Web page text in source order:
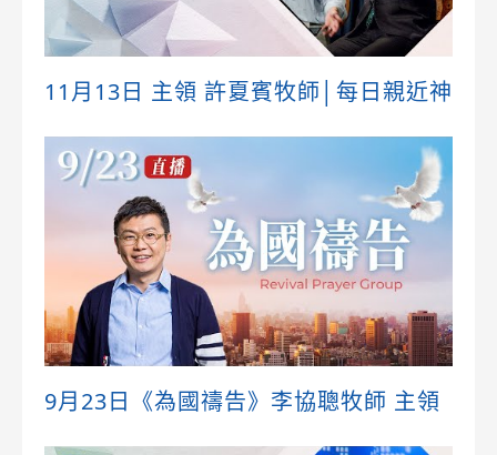
11月13日 主領 許夏賓牧師│每日親近神
9月23日《為國禱告》李協聰牧師 主領